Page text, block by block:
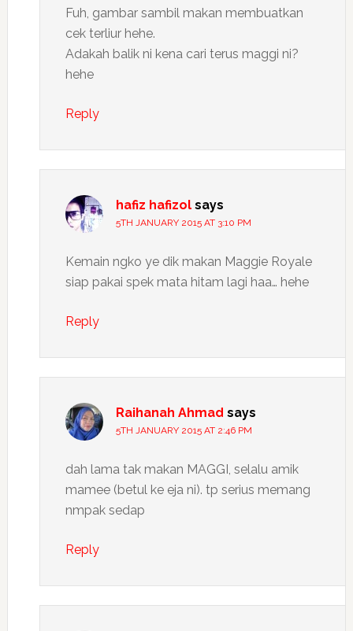
Fuh, gambar sambil makan membuatkan
cek terliur hehe.
Adakah balik ni kena cari terus maggi ni?
hehe
Reply
hafiz hafizol says
5TH JANUARY 2015 AT 3:10 PM
Kemain ngko ye dik makan Maggie Royale
siap pakai spek mata hitam lagi haa… hehe
Reply
Raihanah Ahmad says
5TH JANUARY 2015 AT 2:46 PM
dah lama tak makan MAGGI, selalu amik
mamee (betul ke eja ni). tp serius memang
nmpak sedap
Reply